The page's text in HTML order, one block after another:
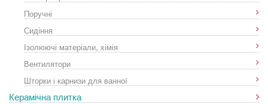
Поручні
Сидіння
Ізолюючі матеріали, хімія
Вентилятори
Шторки і карнизи для ванної
Керамічна плитка